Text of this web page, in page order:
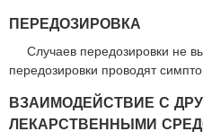
ПЕРЕДОЗИРОВКА
Случаев передозировки не
передозировки проводят
ВЗАИМОДЕЙСТВИЕ С
ЛЕКАРСТВЕННЫМИ